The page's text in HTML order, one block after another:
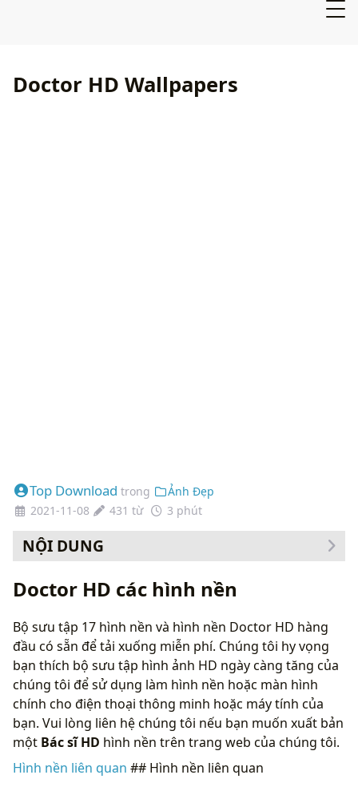
Doctor HD Wallpapers
Top Download trong
Ảnh Đẹp
2021-11-08
431 từ 3 phút
NỘI DUNG
Doctor HD các hình nền
Bộ sưu tập 17 hình nền và hình nền Doctor HD hàng
đầu có sẵn để tải xuống miễn phí. Chúng tôi hy vọng
bạn thích bộ sưu tập hình ảnh HD ngày càng tăng của
chúng tôi để sử dụng làm hình nền hoặc màn hình
chính cho điện thoại thông minh hoặc máy tính của
bạn. Vui lòng liên hệ chúng tôi nếu bạn muốn xuất bản
một Bác sĩ HD hình nền trên trang web của chúng tôi.
Hình nền liên quan ## Hình nền liên quan